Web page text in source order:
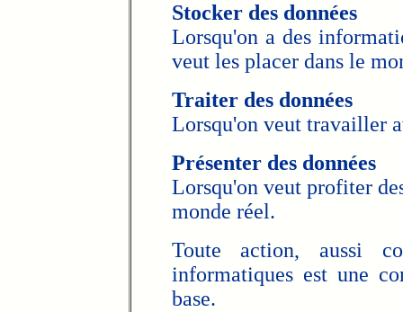
Stocker des données
Lorsqu'on a des
veut les placer dans le
Traiter des données
Lorsqu'on veut travailler
Présenter des données
Lorsqu'on veut profiter
monde réel.
Toute action, aussi
informatiques est une
base.